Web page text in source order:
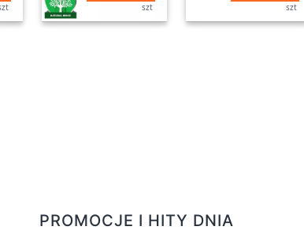
szt szt
PROMOCJE I HITY DNIA